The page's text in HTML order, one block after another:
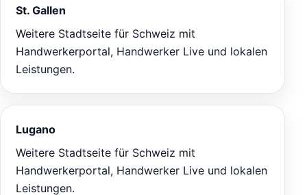
St. Gallen
Weitere Stadtseite für Schweiz mit
Handwerkerportal, Handwerker Live und lokalen
Leistungen.
Lugano
Weitere Stadtseite für Schweiz mit
Handwerkerportal, Handwerker Live und lokalen
Leistungen.